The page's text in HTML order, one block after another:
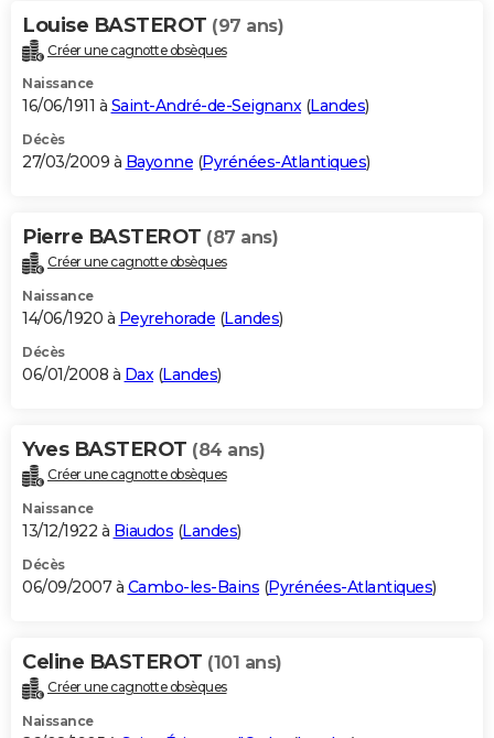
Louise BASTEROT (97 ans)
Créer une cagnotte obsèques
Naissance
16/06/1911 à Saint-André-de-Seignanx(Landes)
Décès
27/03/2009 à Bayonne (Pyrénées-Atlantiques)
Pierre BASTEROT (87 ans)
Créer une cagnotte obsèques
Naissance
14/06/1920 à Peyrehorade (Landes)
Décès
06/01/2008 à Dax(Landes)
Yves BASTEROT (84 ans)
Créer une cagnotte obsèques
Naissance
13/12/1922 à Biaudos (Landes)
Décès
06/09/2007 à Cambo-les-Bains (Pyrénées-Atlantiques)
Celine BASTEROT (101 ans)
Créer une cagnotte obsèques
Naissance